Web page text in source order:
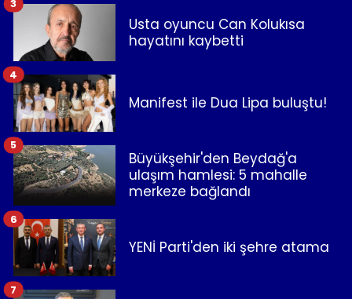
Usta oyuncu Can Kolukısa
hayatını kaybetti
3
Manifest ile Dua Lipa buluştu!
4
Büyükşehir'den Beydağ'a
ulaşım hamlesi: 5 mahalle
merkeze bağlandı
5
YENİ Parti'den iki şehre atama
6
7